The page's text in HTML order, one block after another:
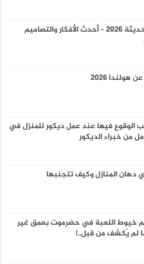
ديكورات منازل حديثة 2026 – أحدث الأفكار والتصاميم
2026
الوقوع فيها عند عمل ديكور للمنزل في
دهان المنازل وكيف تتجنبها
خيوط اللعبة في حضرموت بعمق غير
لم يُكشف من قبل..!